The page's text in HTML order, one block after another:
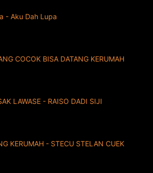
- Aku Dah Lupa
COCOK BISA DATANG KERUMAH
LAWASE - RAISO DADI SIJI
KERUMAH - STECU STELAN CUEK